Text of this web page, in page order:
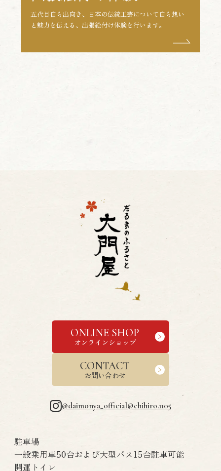
五代目自ら出向き、日本の伝統工芸について自ら想い
と魅力を伝える、出張絵付け体験を行います。
ONLINE SHOP
オンラインショップ
CONTACT
お問い合わせ
@daimonya_official@chihiro.1105
駐車場
一般乗用車50台および大型バス15台駐車可能
開運トイレ